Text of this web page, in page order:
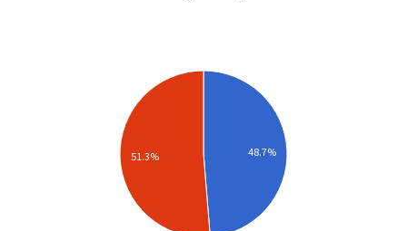
48.7%
51.3%